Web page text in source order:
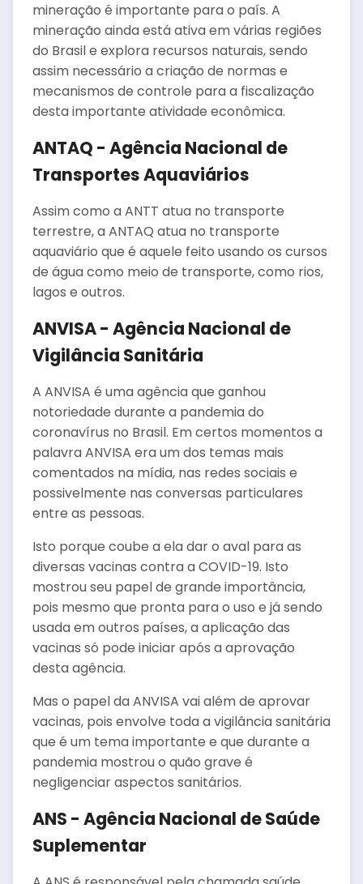
mineração é importante para o país. A
mineração ainda está ativa em várias regiões
do Brasil e explora recursos naturais, sendo
assim necessário a criação de normas e
mecanismos de controle para a fiscalização
desta importante atividade econômica.
ANTAQ - Agência Nacional de
Transportes Aquaviários
Assim como a ANTT atua no transporte
terrestre, a ANTAQ atua no transporte
aquaviário que é aquele feito usando os cursos
de água como meio de transporte, como rios,
lagos e outros.
ANVISA - Agência Nacional de
Vigilância Sanitária
A ANVISA é uma agência que ganhou
notoriedade durante a pandemia do
coronavírus no Brasil. Em certos momentos a
palavra ANVISA era um dos temas mais
comentados na mídia, nas redes sociais e
possivelmente nas conversas particulares
entre as pessoas.
Isto porque coube a ela dar o aval para as
diversas vacinas contra a COVID-19. Isto
mostrou seu papel de grande importância,
pois mesmo que pronta para o uso e já sendo
usada em outros países, a aplicação das
vacinas só pode iniciar após a aprovação
desta agência.
Mas o papel da ANVISA vai além de aprovar
vacinas, pois envolve toda a vigilância sanitária
que é um tema importante e que durante a
pandemia mostrou o quão grave é
negligenciar aspectos sanitários.
ANS - Agência Nacional de Saúde
Suplementar